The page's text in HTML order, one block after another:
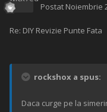
Postat Noiembrie
Re: DIY Revizie Punte Fata
rockshox a spus:
Daca curge pe la